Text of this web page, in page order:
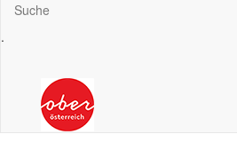
Suche
.